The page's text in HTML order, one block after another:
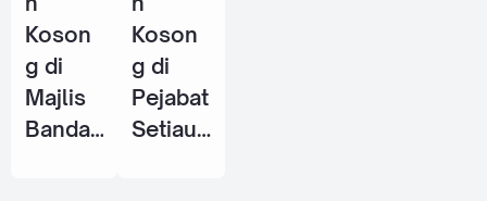
2026
(PPANP
k) - 1
Jun
2026
Koson
g di
Majlis
Bandar
Koson
g di
Pejabat
Setiaus